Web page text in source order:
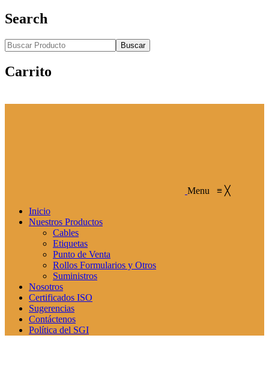
Search
Buscar
Carrito
Menu ≡ ╳
Inicio
Nuestros Productos
Cables
Etiquetas
Punto de Venta
Rollos Formularios y Otros
Suministros
Nosotros
Certificados ISO
Sugerencias
Contáctenos
Política del SGI